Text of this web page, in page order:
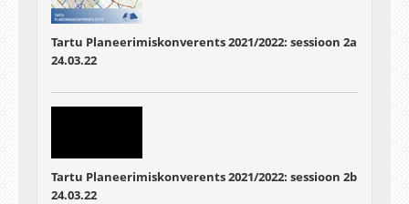
Fertner, Triin Lepland
Tartu Planeerimiskonverents 2021/2022: sessioon 2a
24.03.22
Tartu Planeerimiskonverents 2021/2022: sessioon 2b
24.03.22